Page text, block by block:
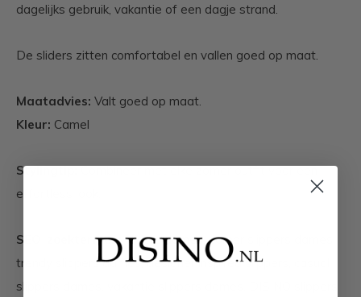
dagelijks gebruik, vakantie of een dagje strand.
De sliders zitten comfortabel en vallen goed op maat.
Maatadvies: Valt goed op maat.
Kleur: Camel
Stylingtip:Combineer met elke zomer outfit voor een
effortless look.
SEO-zoektermen: sliders dames, zomer slippers dames,
trendy slippers dames, designer inspired slippers, casual
slippers dames, vakantie slippers dames, DISINO slippers